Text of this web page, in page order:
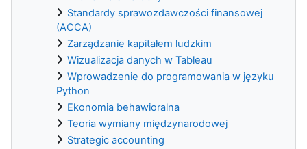
Standardy sprawozdawczości finansowej
(ACCA)
Zarządzanie kapitałem ludzkim
Wizualizacja danych w Tableau
Wprowadzenie do programowania w języku
Python
Ekonomia behawioralna
Teoria wymiany międzynarodowej
Strategic accounting